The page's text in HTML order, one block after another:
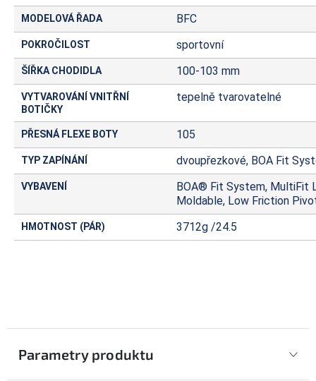
MODELOVÁ ŘADA BFC
POKROČILOST sportovní
ŠÍŘKA CHODIDLA 100-103 mm
VYTVAROVÁNÍ VNITŘNÍ
BOTIČKY
tepelně tvarovatelné
PŘESNÁ FLEXE BOTY 105
TYP ZAPÍNÁNÍ dvoupřezkové, BOA Fit
VYBAVENÍ
BOA® Fit System, MultiFit
Moldable, Low Friction
HMOTNOST (PÁR) 3712g /24.5
Parametry produktu